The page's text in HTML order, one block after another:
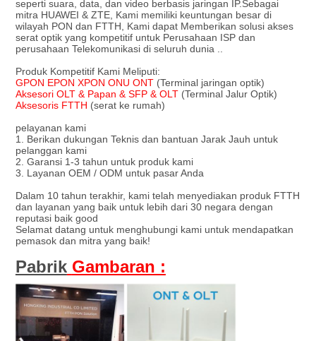
seperti suara, data, dan video berbasis jaringan IP.Sebagai
mitra HUAWEI & ZTE, Kami memiliki keuntungan besar di
wilayah PON dan FTTH, Kami dapat Memberikan solusi akses
serat optik yang kompetitif untuk Perusahaan ISP dan
perusahaan Telekomunikasi di seluruh dunia ..
Produk Kompetitif Kami Meliputi:
GPON EPON XPON ONU ONT (Terminal jaringan optik)
Aksesori OLT & Papan & SFP & OLT (Terminal Jalur Optik)
Aksesoris FTTH (serat ke rumah)
pelayanan kami
1. Berikan dukungan Teknis dan bantuan Jarak Jauh untuk
pelanggan kami
2. Garansi 1-3 tahun untuk produk kami
3. Layanan OEM / ODM untuk pasar Anda
Dalam 10 tahun terakhir, kami telah menyediakan produk FTTH
dan layanan yang baik untuk lebih dari 30 negara dengan
reputasi baik good
Selamat datang untuk menghubungi kami untuk mendapatkan
pemasok dan mitra yang baik!
Pabrik Gambaran :